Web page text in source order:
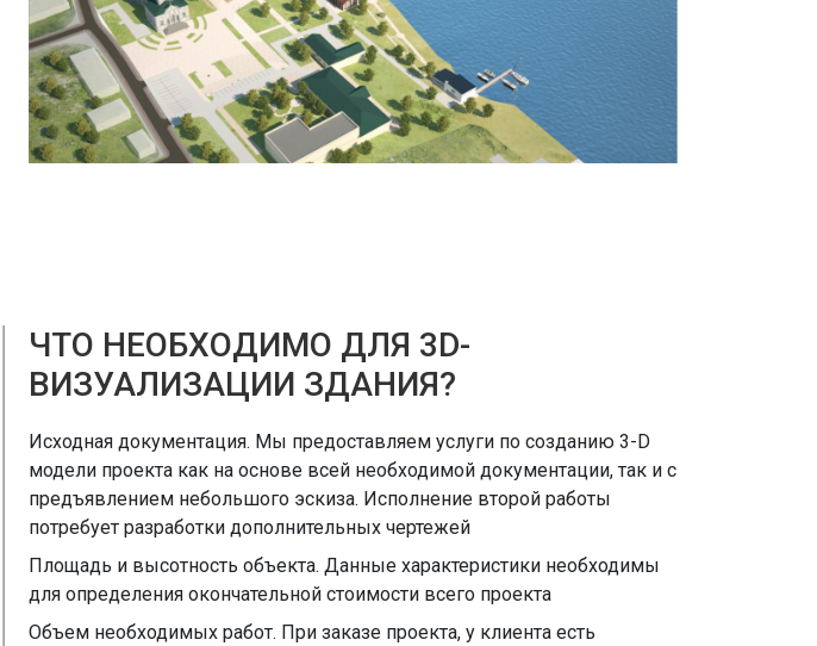
ЧТО НЕОБХОДИМО ДЛЯ 3D-
ВИЗУАЛИЗАЦИИ ЗДАНИЯ?
Исходная документация. Мы предоставляем услуги по созданию 3-D
модели проекта как на основе всей необходимой документации, так и с
предъявлением небольшого эскиза. Исполнение второй работы
потребует разработки дополнительных чертежей
Площадь и высотность объекта. Данные характеристики необходимы
для определения окончательной стоимости всего проекта
Объем необходимых работ. При заказе проекта, у клиента есть